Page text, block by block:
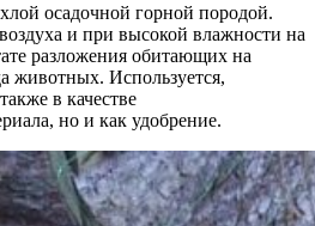
осадочной горной породой.
и при высокой влажности на
разложения обитающих на
животных. Используется,
в качестве
но и как удобрение.